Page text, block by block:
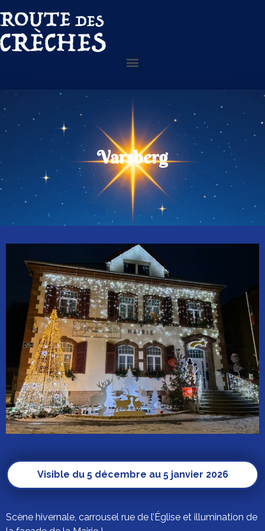
Varsberg
Visible du 5 décembre au 5 janvier 2026
Scène hivernale, carrousel rue de l’Église et illumination de